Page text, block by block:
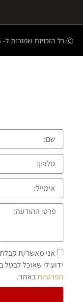
Ⓒ כל הזכויות שמורות ל- next125
אני מאשר/ת קבלת
ידוע לי שאוכל לבטל
הפרטיותבאתר.